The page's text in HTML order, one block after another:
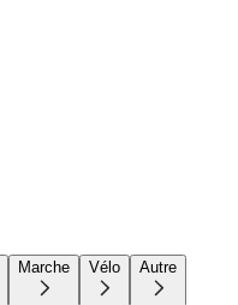
Marche Vélo Autre